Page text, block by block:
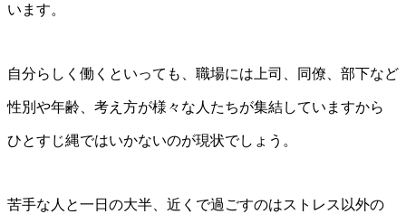
います。
自分らしく働くといっても、職場には上司、同僚、部下など
性別や年齢、考え方が様々な人たちが集結していますから
ひとすじ縄ではいかないのが現状でしょう。
苦手な人と一日の大半、近くで過ごすのはストレス以外の